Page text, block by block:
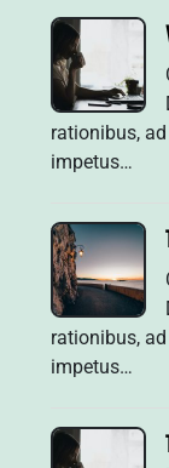
rationibus,
impetus…
rationibus,
impetus…